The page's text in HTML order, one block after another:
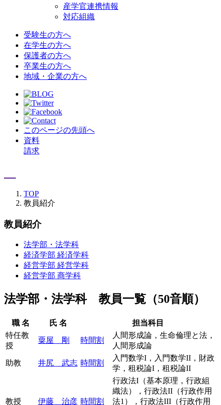
産学官連携情報
対応組織
受験生の方へ
在学生の方へ
保護者の方へ
卒業生の方へ
地域・企業の方へ
このページの先頭へ
資料
請求
TOP
教員紹介
教員紹介
法学部・法学科
経済学部 経済学科
経営学部 経営学科
経営学部 商学科
法学部・法学科 教員一覧（50音順）
職 名 氏 名
担当科目
特任教
授
粟屋 剛 時間割
人間形成論，生命倫理と法，
人間形成論
助教 井尻 武志 時間割
入門数学I，入門数学II，財政
学，租税論I，租税論II
教授 伊藤 治彦 時間割
行政法I（基本原理，行政組
織法），行政法II（行政作用
法1），行政法III（行政作用